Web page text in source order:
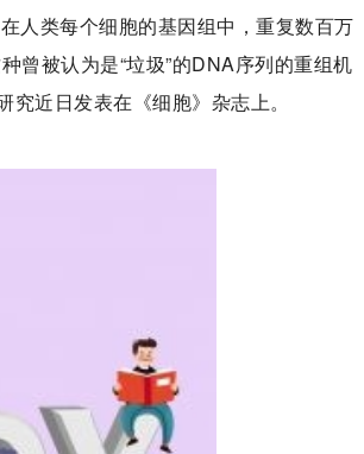
人类每个细胞的基因组中，重复数百万
曾被认为是“垃圾”的DNA序列的重组机
近日发表在《细胞》杂志上。